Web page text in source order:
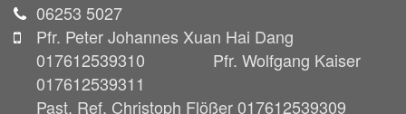
06253 5027
Pfr. Peter Johannes Xuan Hai Dang
017612539310 Pfr. Wolfgang Kaiser
017612539311
Past. Ref. Christoph Flößer 017612539309